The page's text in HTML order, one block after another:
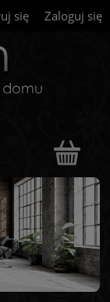
się Zaloguj się